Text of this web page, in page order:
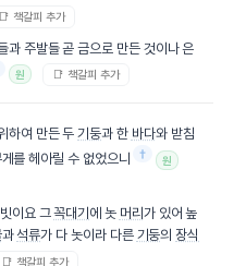
📑 책갈피 추가
과 주발들 곧 금으로 만든 것이나 은
원 📑 책갈피 추가
하여 만든 두기둥과 한 바다와 받침
를 헤아릴 수 없었으니 † 원
이요 그꼭대기 에 놋 머리 가 있어 높
과석류가 다 놋이라 다른 기둥의 장식
📑 책갈피 추가